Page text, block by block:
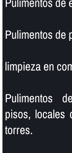
Pulimentos de
limpieza en
Pulimentos
pisos, locales
torres.